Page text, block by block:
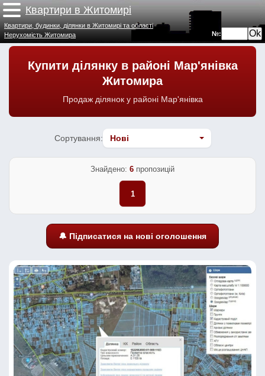
Квартири в Житомирі
№:
Квартири, будинки, ділянки в Житомирі та області
Нерухомість Житомира
Купити ділянку в районі Мар'янівка
Житомира
Продаж ділянок у районі Мар'янівка
Сортування:
Знайдено: 6 пропозицій
1
🔔 Підписатися на нові оголошення